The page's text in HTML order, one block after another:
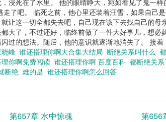
浸死在了水里。 他的眼睛睁大，宛如看见了鬼一
了吧。 临死之前，他心里还装着汪雪，如果自己
让这一切全都失去吧，自己现在该下去找自己的母
大了，不过还好，临终前做了一件大好事儿，想必
过的想法。随后，他的意识就逐渐地消失了。 接
峰 谁还搭理你啊大合集大结局 断绝关系叫什么
你啊免费阅读 谁还搭理你啊 百度百科 都断绝关
断绝 难的是 谁还搭理你啊怎么回答
第657章 水中惊魂 第656